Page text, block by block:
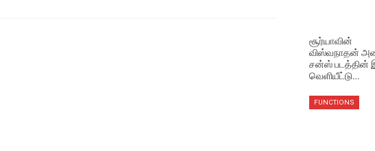
சூர்யாவின்
விஸ்வநாதன்
சன்ஸ் படத்தின்
வெளியீட்டு…
FUNCTIONS
EVENTS VIDEOS
முதல்வர் விஜய் செய்தது
சரியா தவறா ? மக்களின்